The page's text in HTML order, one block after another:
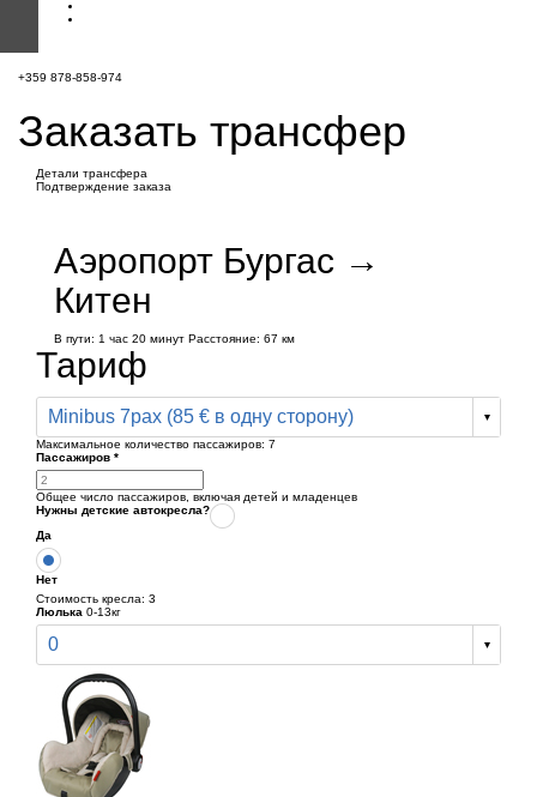
+359 878-858-974
Заказать трансфер
Детали трансфера
Подтверждение заказа
Аэропорт Бургас →
Китен
В пути: 1 час 20 минут Расстояние: 67 км
Тариф
Minibus 7pax (85 € в одну сторону)
Максимальное количество пассажиров: 7
Пассажиров *
Общее число пассажиров, включая детей и младенцев
Нужны детские автокресла?
Да
Нет
Стоимость кресла: 3
Люлька 0-13кг
0